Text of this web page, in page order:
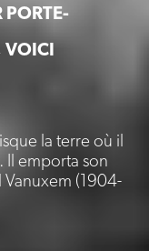
PORTE-
VOICI
la terre où il
Il emporta son
(1904-